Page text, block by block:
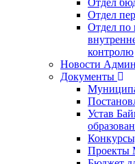
Отдел
Отдел по
контролю
Новости
Документы
Устав